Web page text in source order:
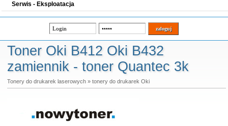
Serwis - Eksploatacja
Toner Oki B412 Oki B432
zamiennik - toner Quantec 3k
Tonery do drukarek laserowych» tonery do drukarek Oki